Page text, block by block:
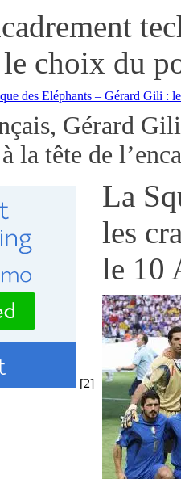
choix du
Gérard
la tête de
[2]
La
les
le 10